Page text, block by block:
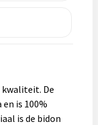
De
is 100%
is de bidon